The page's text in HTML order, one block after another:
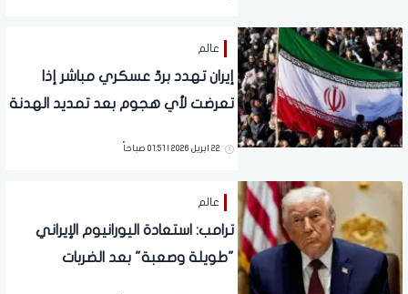
عالم
إيران تهدد بردّ عسكري مباشر إذا
تعرضت لأي هجوم بعد تمديد الهدنة
22 ابريل 2026 | 01:51 صباحاً
عالم
ترامب: استعادة اليورانيوم الإيراني
"طويلة وصعبة" بعد الضربات